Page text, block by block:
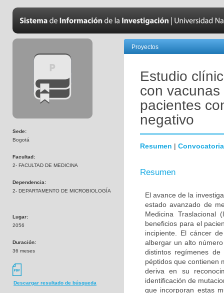
Sede:
Bogotá
Facultad:
2- FACULTAD DE MEDICINA
Dependencia:
2- DEPARTAMENTO DE MICROBIOLOGÍA
Lugar:
2056
Duración:
36 meses
Descargar resultado de búsqueda
Proyectos
Estudio
con
pacientes
negativo
Resumen | Convocatoria
Resumen
El avance de la
estado avanzado de
Medicina
beneficios para el
incipiente. El cáncer
albergar un alto
distintos regímenes
péptidos que contienen
deriva en su
identificación de
que incorporan estas